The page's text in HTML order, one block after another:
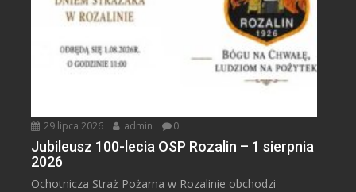
29 lipca 2026 admin 0
Jubileusz 100-lecia OSP Rozalin – 1 sierpnia
2026
Ochotnicza Straż Pożarna w Rozalinie obchodzi